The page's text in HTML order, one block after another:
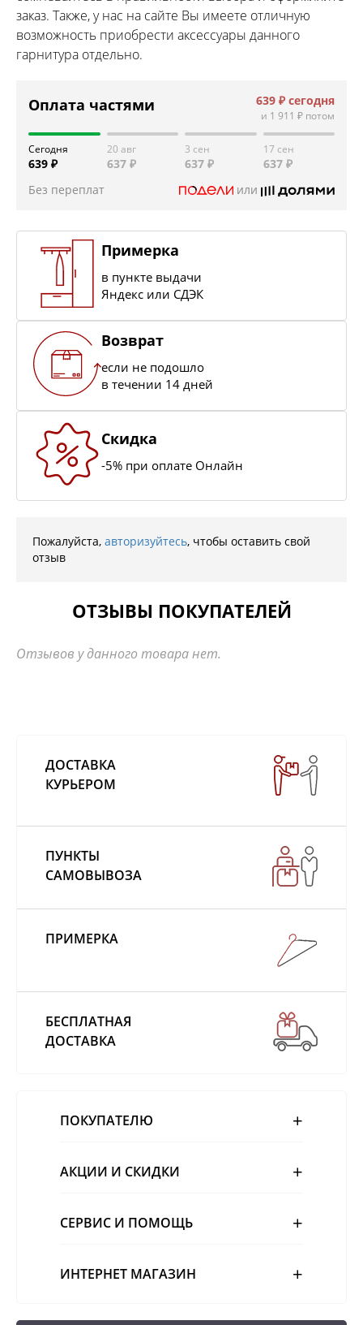
заказ. Также, у нас на сайте Вы имеете отличную
возможность приобрести аксессуары данного
гарнитура отдельно.
Оплата частями 639 ₽ сегодня
и 1 911 ₽ потом
Сегодня
639 ₽
20 авг
637 ₽
3 сен
637 ₽
17 сен
637 ₽
Без переплат
или
Примерка
в пункте выдачи
Яндекс или СДЭК
Возврат
если не подошло
в течении 14 дней
Скидка
-5% при оплате Онлайн
Пожалуйста, авторизуйтесь, чтобы оставить свой
отзыв
ОТЗЫВЫ ПОКУПАТЕЛЕЙ
Отзывов у данного товара нет.
ДОСТАВКА
КУРЬЕРОМ
ПУНКТЫ
САМОВЫВОЗА
ПРИМЕРКА
БЕСПЛАТНАЯ
ДОСТАВКА
ПОКУПАТЕЛЮ
АКЦИИ И СКИДКИ
СЕРВИС И ПОМОЩЬ
ИНТЕРНЕТ МАГАЗИН